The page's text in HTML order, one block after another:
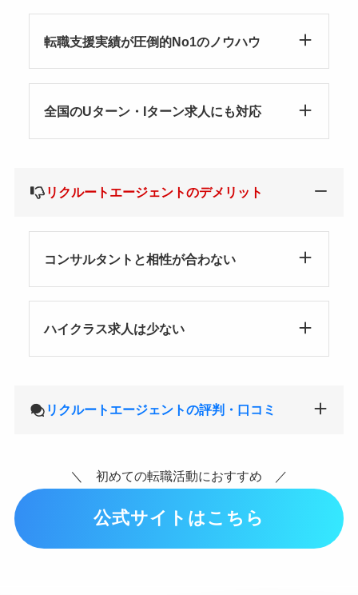
転職支援実績が圧倒的No1のノウハウ
全国のUターン・Iターン求人にも対応
リクルートエージェントのデメリット
コンサルタントと相性が合わない
ハイクラス求人は少ない
リクルートエージェントの評判・口コミ
＼ 初めての転職活動におすすめ ／
公式サイトはこちら